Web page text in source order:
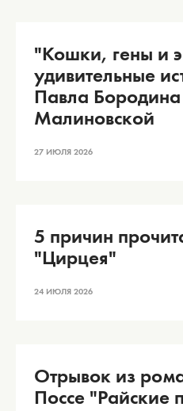
"Кошки, гены и
удивительные
Павла
Малиновской
27 ИЮЛЯ 2026
5 причин
"Цирцея"
24 ИЮЛЯ 2026
Отрывок из
Поссе "Райские